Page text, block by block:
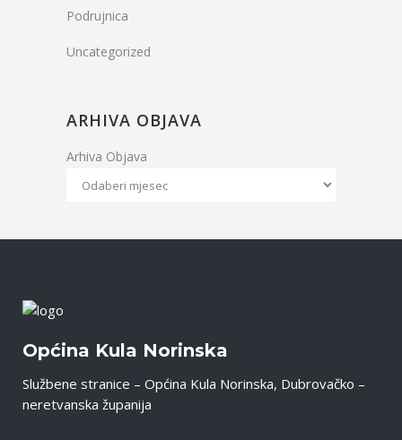
Podrujnica
Uncategorized
ARHIVA OBJAVA
Arhiva Objava
Općina Kula Norinska
Službene stranice – Općina Kula Norinska, Dubrovačko –
neretvanska županija